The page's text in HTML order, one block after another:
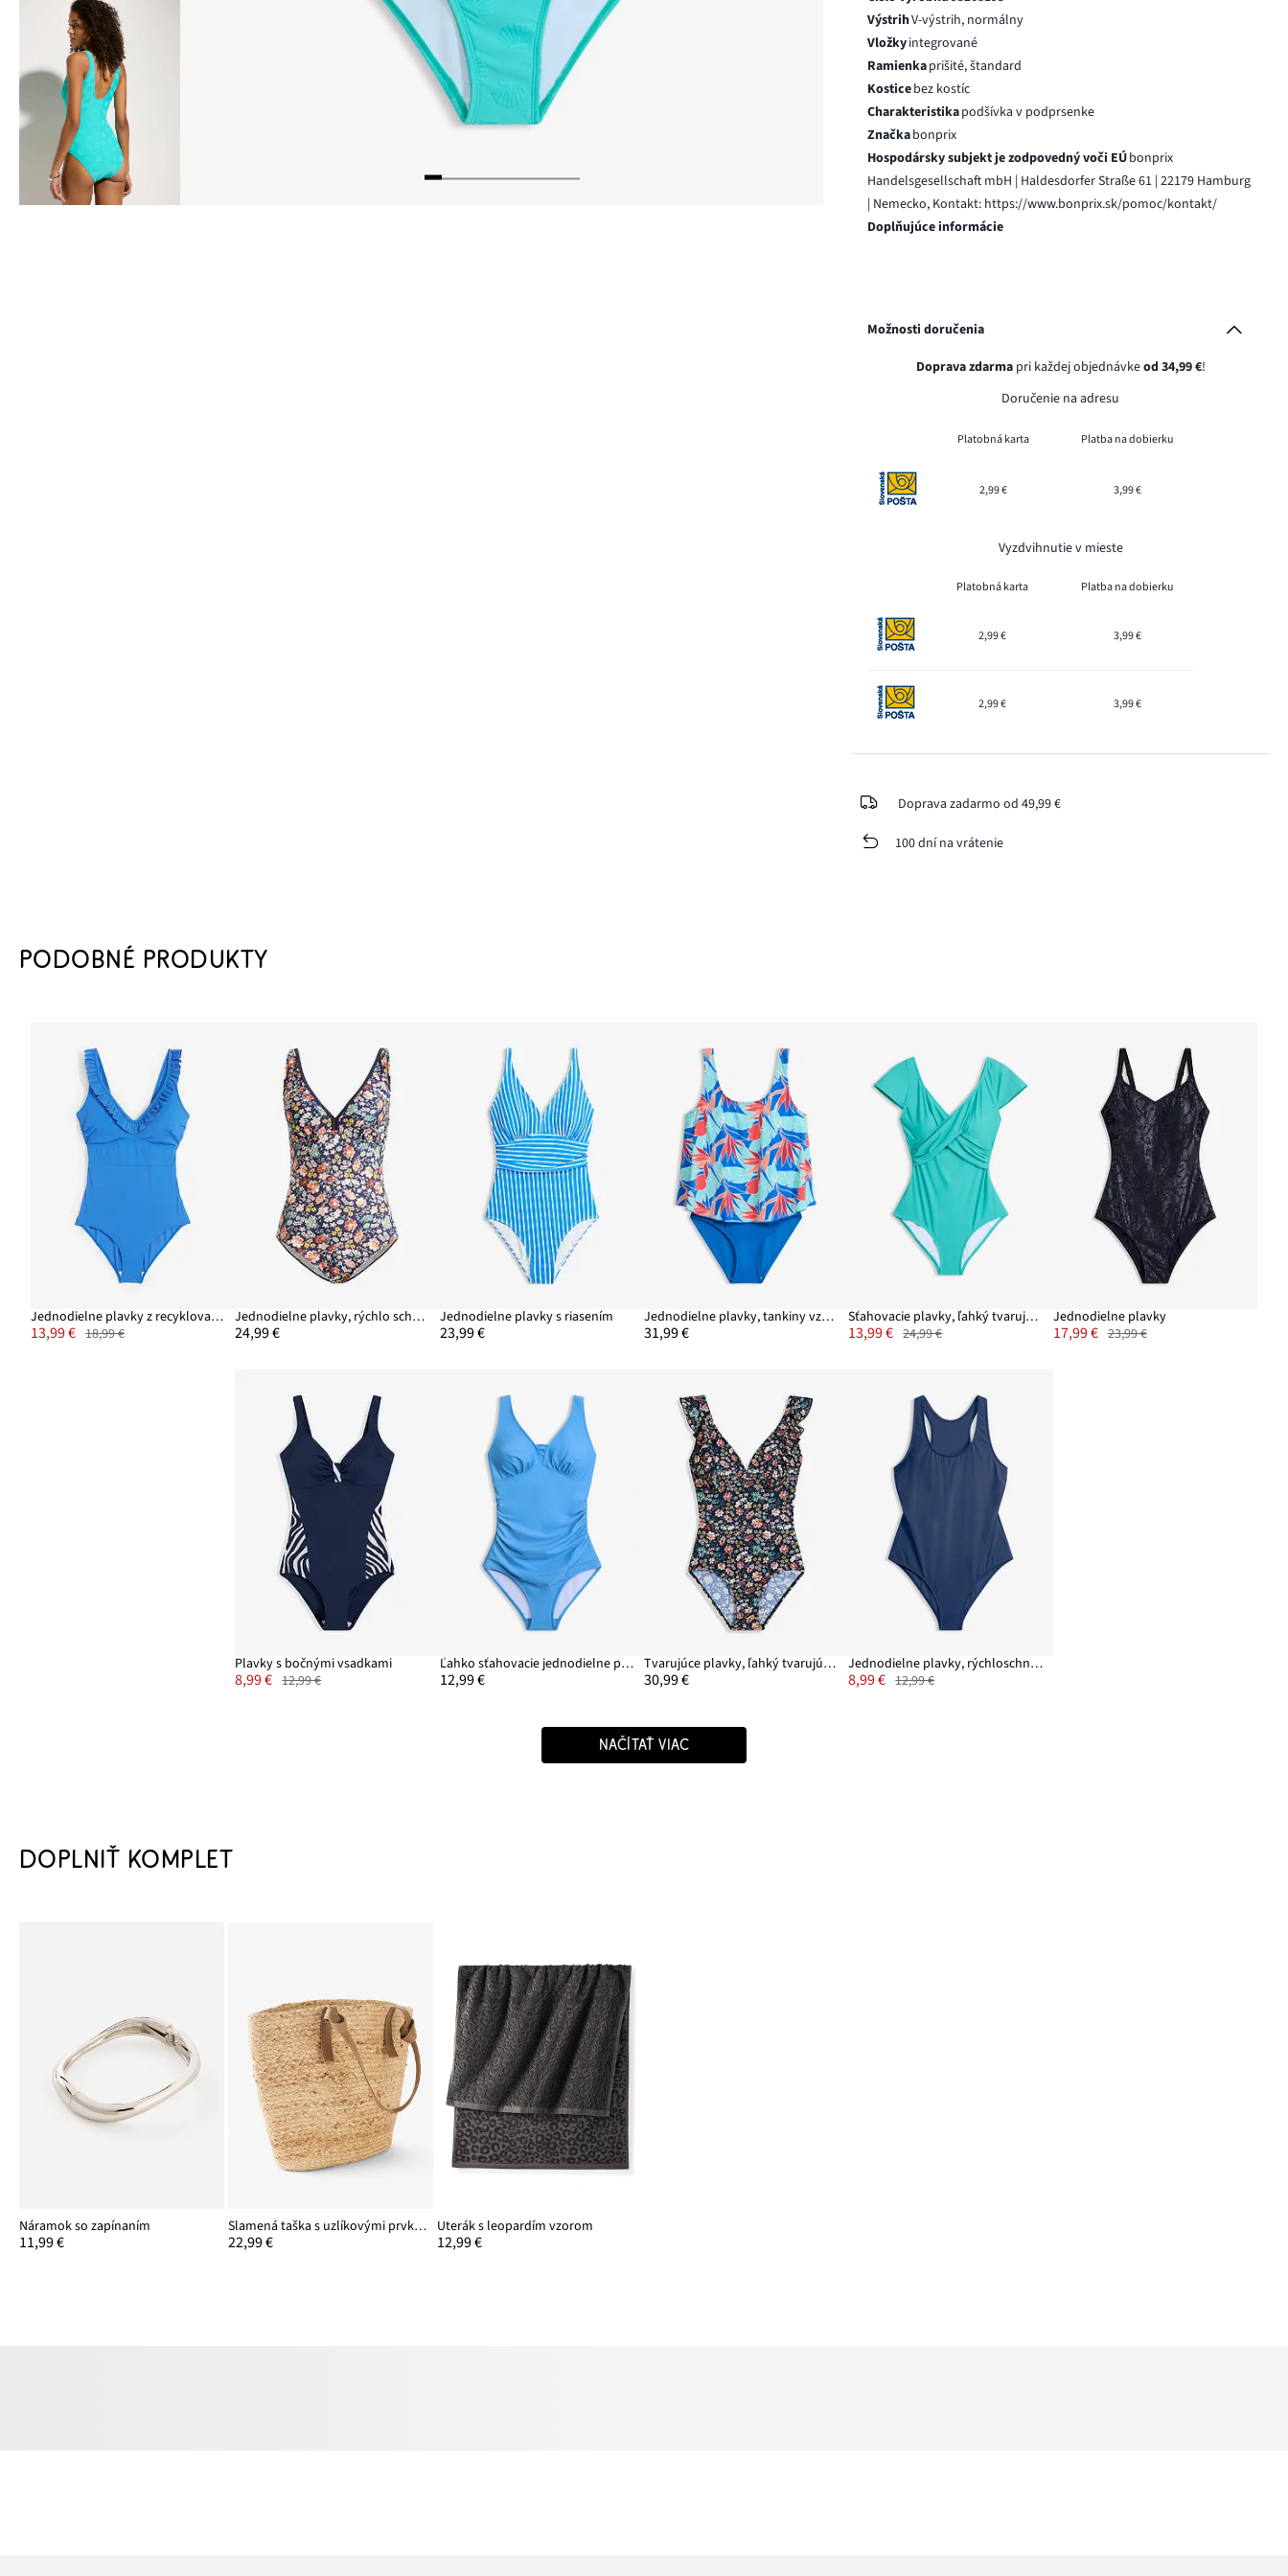
VýstrihV-výstrih, normálny
Vložkyintegrované
Ramienkaprišité, štandard
Kosticebez kostíc
Charakteristikapodšívka v podprsenke
Značkabonprix
Hospodársky subjekt je zodpovedný voči EÚbonprix
Handelsgesellschaft mbH | Haldesdorfer Straße 61 | 22179 Hamburg
| Nemecko, Kontakt: https://www.bonprix.sk/pomoc/kontakt/
Doplňujúce informácie
Možnosti doručenia
Doprava zdarmapri každej objednávkeod 34,99 €!
Doručenie na adresu
Platobná karta Platba na dobierku
2,99 € 3,99 €
Vyzdvihnutie v mieste
Platobná karta Platba na dobierku
2,99 € 3,99 €
2,99 € 3,99 €
Doprava zadarmo od 49,99 €
100 dní na vrátenie
PODOBNÉ PRODUKTY
Jednodielne plavky z recyklovaného polyamidu
13,99 € 18,99 €
Jednodielne plavky, rýchlo schnúce
24,99 €
Jednodielne plavky s riasením
23,99 €
Jednodielne plavky, tankiny vzhľad
31,99 €
Sťahovacie plavky, ľahký tvarujúci efekt
13,99 € 24,99 €
Jednodielne plavky
17,99 € 23,99 €
Plavky s bočnými vsadkami
8,99 € 12,99 €
Ľahko sťahovacie jednodielne plavky so širokými ramienkami
12,99 €
Tvarujúce plavky, ľahký tvarujúci efekt, s volánmi
30,99 €
Jednodielne plavky, rýchloschnúce
8,99 € 12,99 €
NAČÍTAŤ VIAC
DOPLNIŤ KOMPLET
Náramok so zapínaním
11,99 €
Slamená taška s uzlíkovými prvkami
22,99 €
Uterák s leopardím vzorom
12,99 €